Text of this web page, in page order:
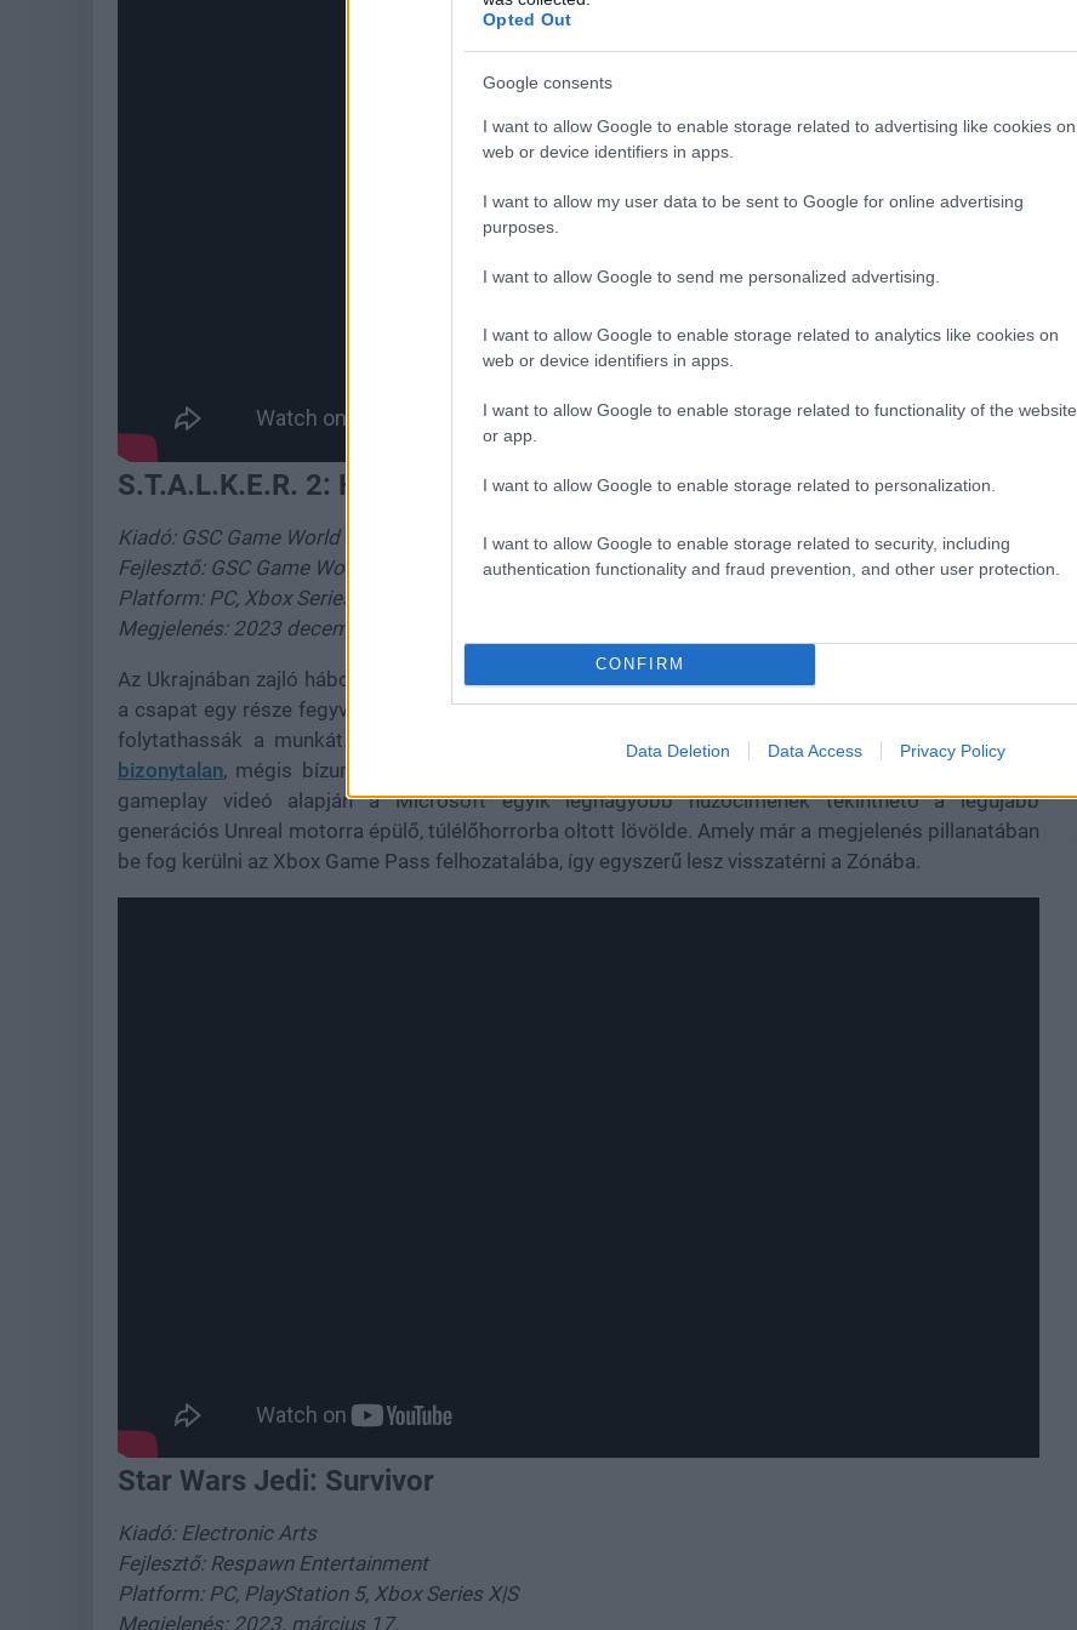
Opted Out
Google consents
I want to allow Google to enable storage related to advertising like cookies on
web or device identifiers in apps.
I want to allow my user data to be sent to Google for online advertising
purposes.
I want to allow Google to send me personalized advertising.
I want to allow Google to enable storage related to analytics like cookies on
web or device identifiers in apps.
I want to allow Google to enable storage related to functionality of the website
or app.
I want to allow Google to enable storage related to personalization.
I want to allow Google to enable storage related to security, including
authentication functionality and fraud prevention, and other user protection.
CONFIRM
Data Deletion Data Access Privacy Policy
S.T.A.L.K.E.R. 2: Heart of Chornobyl
Kiadó: GSC Game World
Fejlesztő: GSC Game World
Platform: PC, Xbox Series X/S
Megjelenés: 2023 decembere
Az Ukrajnában zajló háború komoly hatással volt a kijevi székhelyű GSC Game World munkatársaira,
a csapat egy része fegyvert ragadott, a többieknek pedig biztonságos helyet kellett keresniük, hogy
folytathassák a munkát. Ennek értelmében a
S.T.A.L.K.E.R. 2: Heart of Chornobyl megjelenése
bizonytalan, mégis bízunk benne, hogy jövőre megtapasztalhatjuk a folytatást, ugyanis a korábbi
gameplay videó alapján a Microsoft egyik legnagyobb húzócímének tekinthető a legújabb
generációs Unreal motorra épülő, túlélőhorrorba oltott lövölde. Amely már a megjelenés pillanatában
be fog kerülni az Xbox Game Pass felhozatalába, így egyszerű lesz visszatérni a Zónába.
Star Wars Jedi: Survivor
Kiadó: Electronic Arts
Fejlesztő: Respawn Entertainment
Platform: PC, PlayStation 5, Xbox Series X|S
Megjelenés: 2023. március 17.